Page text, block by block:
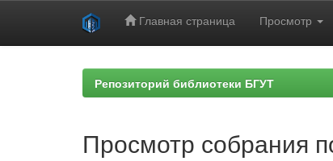
Главная страница Просмотр
Репозиторий библиотеки БГУТ
Просмотр собрания